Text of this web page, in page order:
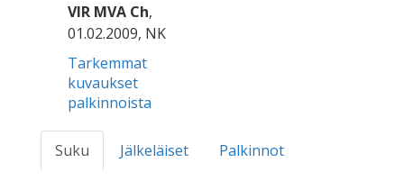
VIR MVA Ch,
01.02.2009, NK
Tarkemmat
kuvaukset
palkinnoista
Suku Jälkeläiset
Palkinnot